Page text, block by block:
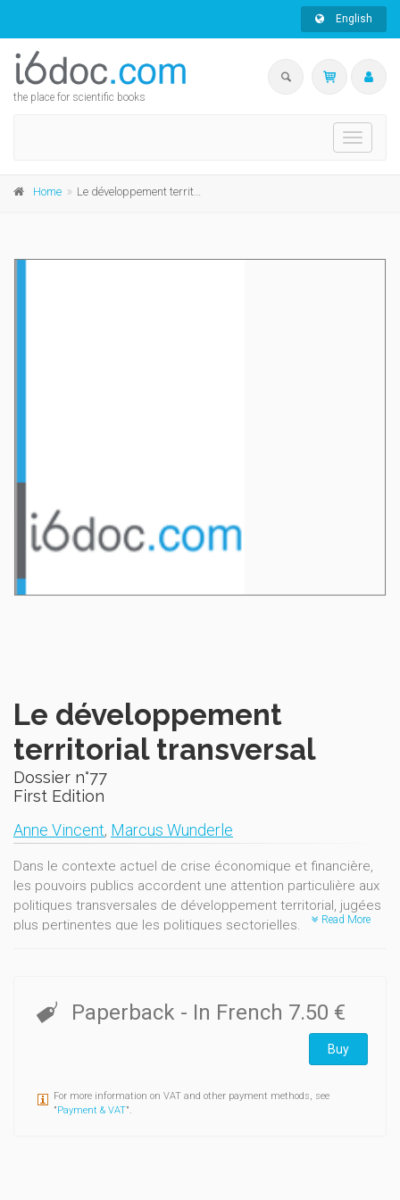
English
the place for scientific books
Toggle
Home Le développement territorial transversal
Le développement
territorial transversal
Dossier n°77
First Edition
Anne Vincent, Marcus Wunderle
Dans le contexte actuel de crise économique et financière,
les pouvoirs publics accordent une attention particulière aux
politiques transversales de développement territorial, jugées
plus pertinentes que les politiques sectorielles.
pilier du développement local. Elle constitue une
composante du cadre de vie, une source de revenus liés au
tourisme, une facette du sentiment identitaire, et un vecteur
de créativité pour la production de biens et de services
sociale, contribuant à ce titre à rendre le développement
durable.
Read More
Paperback - In French 7.50 €
Buy
For more information on VAT and other payment methods, see
"Payment & VAT".